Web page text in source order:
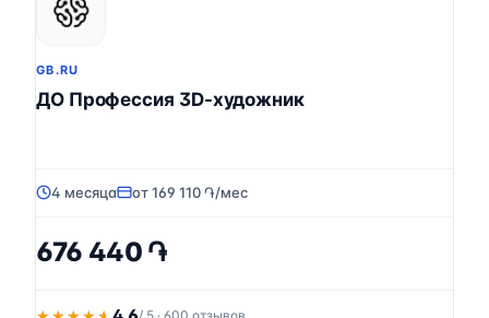
GB.RU
ДО Профессия 3D-художник
4 месяца от 169 110 ֏/мес
676 440 ֏
/ 5 · 600 отзывов